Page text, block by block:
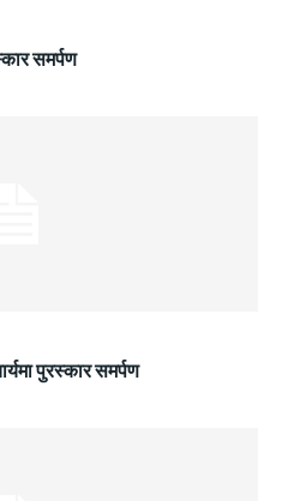
समर्पण
पुरस्कार समर्पण